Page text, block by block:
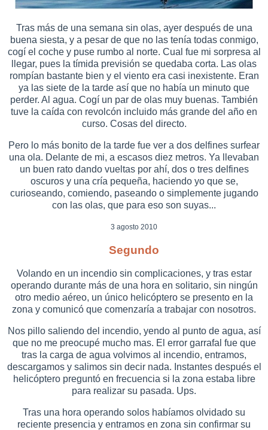
Tras más de una semana sin olas, ayer después de una
buena siesta, y a pesar de que no las tenía todas conmigo,
cogí el coche y puse rumbo al norte. Cual fue mi sorpresa al
llegar, pues la tímida previsión se quedaba corta. Las olas
rompían bastante bien y el viento era casi inexistente. Eran
ya las siete de la tarde así que no había un minuto que
perder. Al agua. Cogí un par de olas muy buenas. También
tuve la caída con revolcón incluido más grande del año en
curso. Cosas del directo.
Pero lo más bonito de la tarde fue ver a dos delfines surfear
una ola. Delante de mi, a escasos diez metros. Ya llevaban
un buen rato dando vueltas por ahí, dos o tres delfines
oscuros y una cría pequeña, haciendo yo que se,
curioseando, comiendo, paseando o simplemente jugando
con las olas, que para eso son suyas...
3 agosto 2010
Segundo
Volando en un incendio sin complicaciones, y tras estar
operando durante más de una hora en solitario, sin ningún
otro medio aéreo, un único helicóptero se presento en la
zona y comunicó que comenzaría a trabajar con nosotros.
Nos pillo saliendo del incendio, yendo al punto de agua, así
que no me preocupé mucho mas. El error garrafal fue que
tras la carga de agua volvimos al incendio, entramos,
descargamos y salimos sin decir nada. Instantes después el
helicóptero preguntó en frecuencia si la zona estaba libre
para realizar su pasada. Ups.
Tras una hora operando solos habíamos olvidado su
reciente presencia y entramos en zona sin confirmar su